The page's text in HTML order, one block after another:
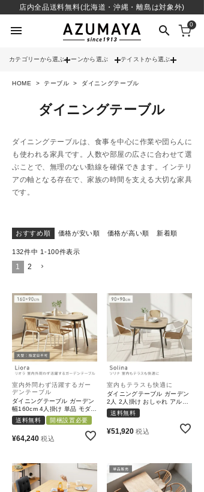
店内全品送料無料(北海道・沖縄・離島は対象外)
menu search 0
カテゴリーから選ぶシーンから選ぶ テイストから選ぶ
12時までのご注文で当日出荷
search
call
schedule
ACCOUNT MENU
ようこそ ゲスト 様
meeting_room ログイン 会員登録
カテゴリーから選ぶ
シーンから選ぶ
テイストから選ぶ
コンテンツ
HOME テーブル ダイニングテーブル
ダイニングテーブル
ダイニングテーブルは、食事を中心に作業や団らんに
も使われる家具です。人数や部屋の広さに合わせて選
ぶことで、無理のない動線を確保できます。インテリ
アの軸となる存在で、家族の時間を支える大切な家具
です。
おすすめ順 価格が安い順 価格が高い順 新着順
132件中 1 -100件表示
1 2
室内外問わず活躍するガー
デンテーブル
ダイニングテーブル ガーデン
幅160cm 4人掛け 単品 モダン
｜Liora
送料無料 開梱設置必要
¥64,240 税込
室内もテラスも快適に
ダイニングテーブル ガーデン
2人 2人掛け おしゃれ アルミ
単品｜Solina
送料無料
¥51,920 税込